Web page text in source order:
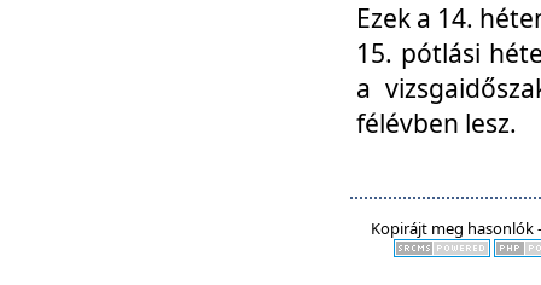
Ezek a 14.
15. pótlási
a
félévben lesz.
Kopirájt meg hasonlók